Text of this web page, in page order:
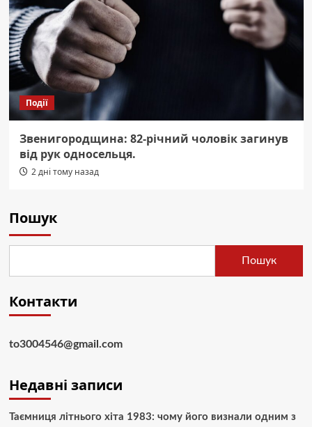
Події
Звенигородщина: 82-річний чоловік загинув
від рук односельця.
2 дні тому назад
Пошук
Пошук
Контакти
to3004546@gmail.com
Недавні записи
Таємниця літнього хіта 1983: чому його визнали одним з